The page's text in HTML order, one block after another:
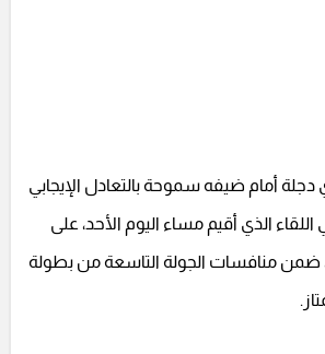
أمام ضيفه سموحة بالتعادل الإيجابي
الذي أقيم مساء اليوم الأحد، على
ضمن منافسات الجولة التاسعة من بطولة